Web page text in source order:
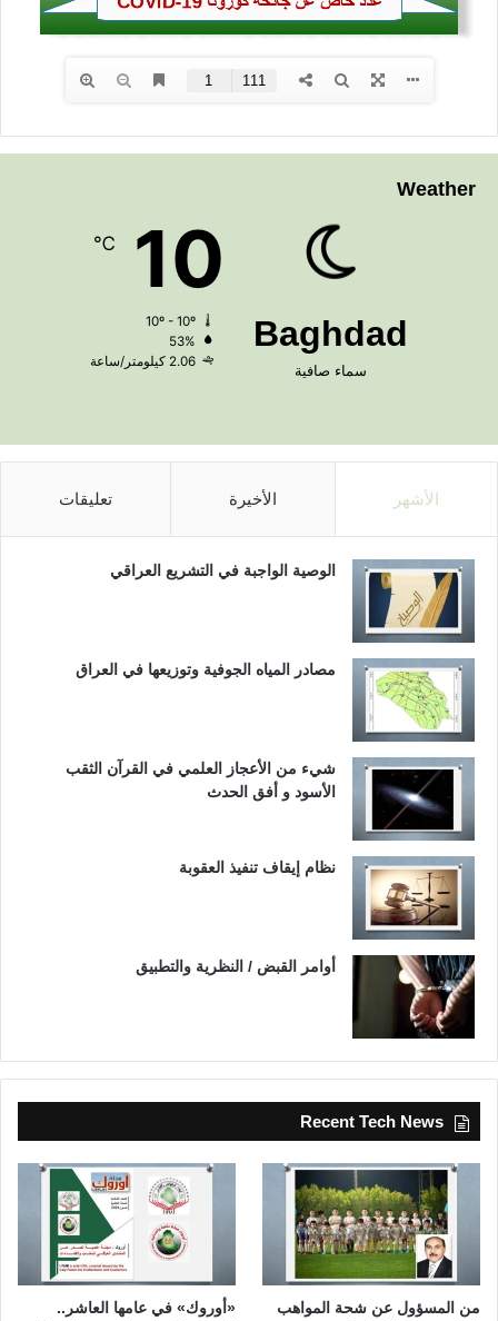
Weather
Baghdad
سماء صافية
10
℃
53%
2.06 كيلومتر/ساعة
الأشهر الأخيرة تعليقات
الوصية الواجبة في التشريع العراقي
مصادر المياه الجوفية وتوزيعها في العراق
شيء من الأعجاز العلمي في القرآن الثقب
الأسود و أفق الحدث
نظام إيقاف تنفيذ العقوبة
أوامر القبض / النظرية والتطبيق
Recent Tech News
من المسؤول عن شحة المواهب
«أوروك» في عامها العاشر..